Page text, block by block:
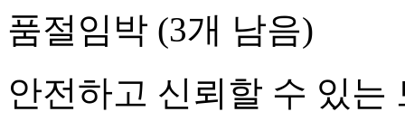
품절임박 (3개 남음)
안전하고 신뢰할 수 있는